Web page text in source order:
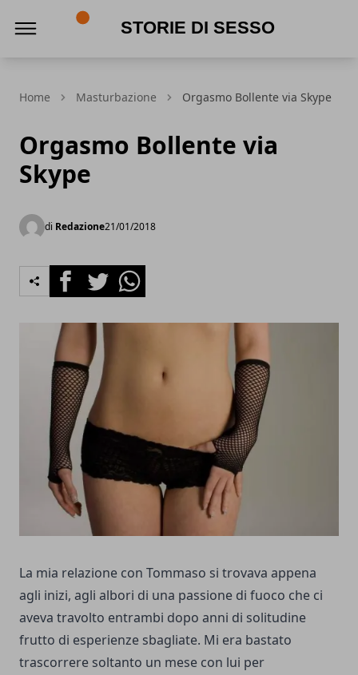
Home Masturbazione Orgasmo Bollente via Skype
Orgasmo Bollente via
Skype
di Redazione21/01/2018
FacebookTwitterWhatsapp
La mia relazione con Tommaso si trovava appena
agli inizi, agli albori di una passione di fuoco che ci
aveva travolto entrambi dopo anni di solitudine
frutto di esperienze sbagliate. Mi era bastato
trascorrere soltanto un mese con lui per